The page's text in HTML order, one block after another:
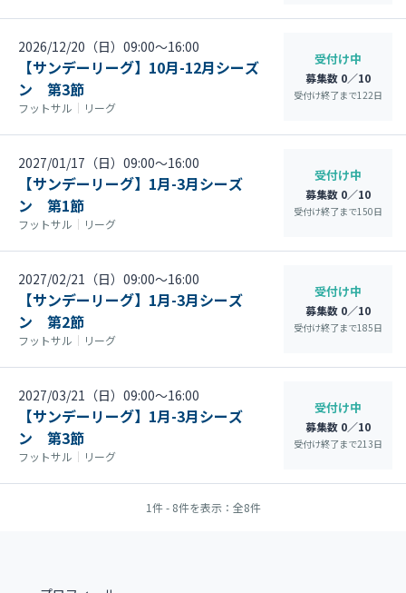
2026/12/20（日）09:00〜16:00
【サンデーリーグ】10月-12月シーズ
ン 第3節
フットサル ｜ リーグ
受付け中
募集数 0／10
受付け終了まで122日
2027/01/17（日）09:00〜16:00
【サンデーリーグ】1月-3月シーズ
ン 第1節
フットサル ｜ リーグ
受付け中
募集数 0／10
受付け終了まで150日
2027/02/21（日）09:00〜16:00
【サンデーリーグ】1月-3月シーズ
ン 第2節
フットサル ｜ リーグ
受付け中
募集数 0／10
受付け終了まで185日
2027/03/21（日）09:00〜16:00
【サンデーリーグ】1月-3月シーズ
ン 第3節
フットサル ｜ リーグ
受付け中
募集数 0／10
受付け終了まで213日
1件 - 8件を表示：全8件